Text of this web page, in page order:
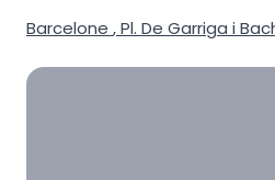
Barcelone ,Pl. De Garriga i